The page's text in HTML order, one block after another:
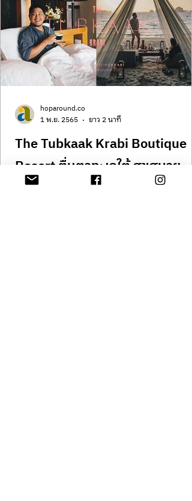
The Tubkaak Krabi Boutique
Resort ตื่นตาทะเลใต้ สุขสบาย
สไตล์บูทีค
hoparound.co
1 พ.ย. 2565
ยาว 2 นาที